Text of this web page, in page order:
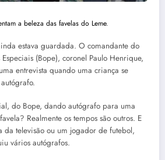
a beleza das favelas do Leme.
estava guardada. O comandante do
(Bope), coronel Paulo Henrique,
entrevista quando uma criança se
do Bope, dando autógrafo para uma
Realmente os tempos são outros. E
da televisão ou um jogador de futebol,
vários autógrafos.